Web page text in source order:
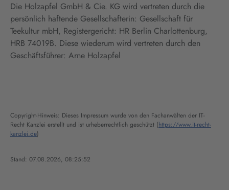
Die Holzapfel GmbH & Cie. KG wird vertreten durch die
persönlich haftende Gesellschafterin: Gesellschaft für
Teekultur mbH, Registergericht: HR Berlin Charlottenburg,
HRB 74019B. Diese wiederum wird vertreten durch den
Geschäftsführer: Arne Holzapfel
Copyright-Hinweis: Dieses Impressum wurde von den Fachanwälten der IT-
Recht Kanzlei erstellt und ist urheberrechtlich geschützt (https://www.it-recht-
kanzlei.de)
Stand: 07.08.2026, 08:25:52